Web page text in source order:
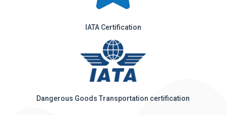
IATA Certification
Dangerous Goods Transportation certification